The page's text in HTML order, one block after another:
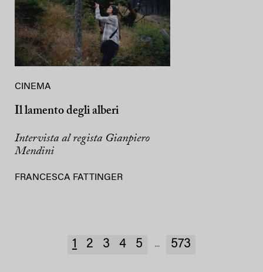
CINEMA
Il lamento degli alberi
Intervista al regista Gianpiero
Mendini
FRANCESCA FATTINGER
1 2 3 4 5 ... 573